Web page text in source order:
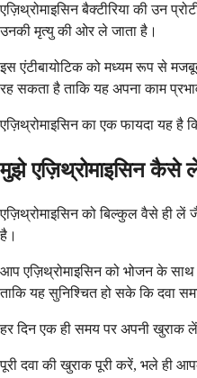
एज़िथ्रोमाइसिन बैक्टीरिया की उन
उनकी मृत्यु की ओर ले जाता है।
इस एंटीबायोटिक को मध्यम रूप से
रह सकता है ताकि यह अपना काम
एज़िथ्रोमाइसिन का एक फायदा यह है
मुझे एज़िथ्रोमाइसिन कैसे
एज़िथ्रोमाइसिन को बिल्कुल वैसे ही
है।
आप एज़िथ्रोमाइसिन को भोजन के
ताकि यह सुनिश्चित हो सके कि दवा
हर दिन एक ही समय पर अपनी खुराक
पूरी दवा की खुराक पूरी करें, भले ही